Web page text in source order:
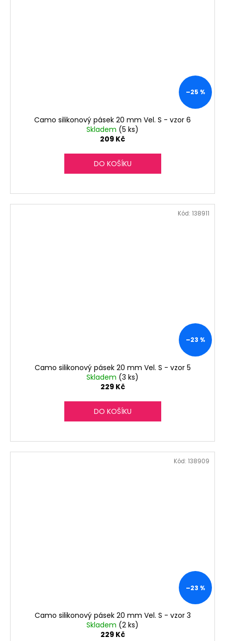
–25 %
Camo silikonový pásek 20 mm Vel. S - vzor 6
Skladem (5 ks)
209 Kč
DO KOŠÍKU
–23 %
Camo silikonový pásek 20 mm Vel. S - vzor 5
Skladem (3 ks)
229 Kč
DO KOŠÍKU
Kód: 138911
–23 %
Camo silikonový pásek 20 mm Vel. S - vzor 3
Skladem (2 ks)
229 Kč
Kód: 138909